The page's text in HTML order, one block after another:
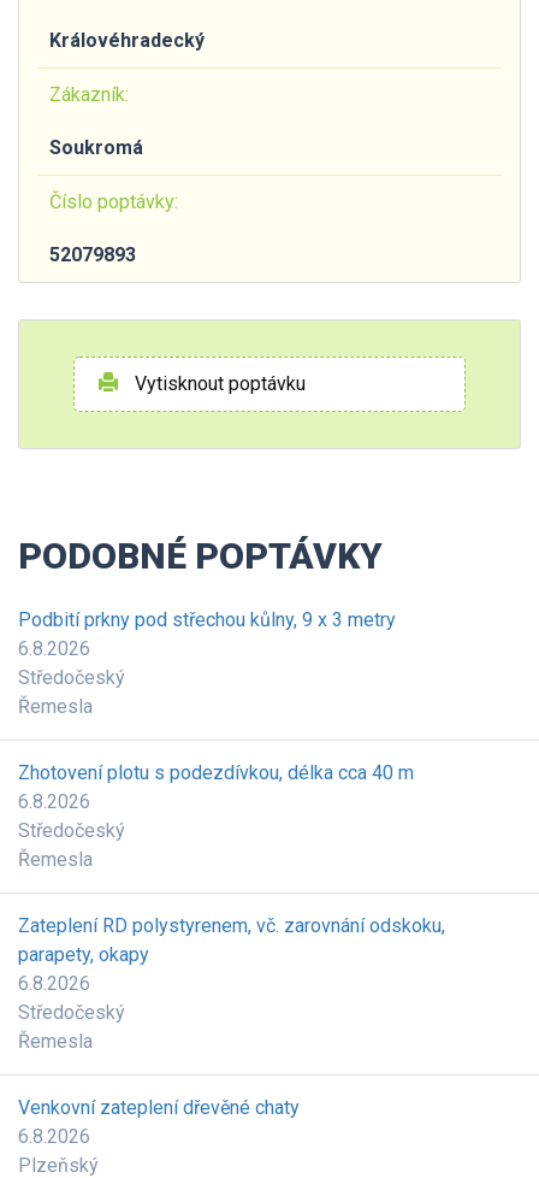
Královéhradecký
Zákazník:
Soukromá
Číslo poptávky:
52079893
Vytisknout poptávku
PODOBNÉ POPTÁVKY
Podbití prkny pod střechou kůlny, 9 x 3 metry
6.8.2026
Středočeský
Řemesla
Zhotovení plotu s podezdívkou, délka cca 40 m
6.8.2026
Středočeský
Řemesla
Zateplení RD polystyrenem, vč. zarovnání odskoku,
parapety, okapy
6.8.2026
Středočeský
Řemesla
Venkovní zateplení dřevěné chaty
6.8.2026
Plzeňský